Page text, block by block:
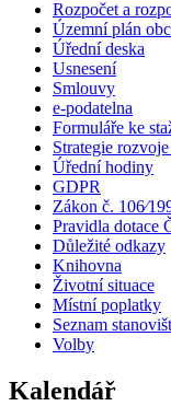
Rozpočet a
Územní plán
Úřední deska
Usnesení
Smlouvy
e-podatelna
Formuláře ke
Strategie
Úřední hodiny
GDPR
Zákon č.
Pravidla dotace
Důležité odkazy
Knihovna
Životní situace
Místní poplatky
Seznam
Volby
Kalendář